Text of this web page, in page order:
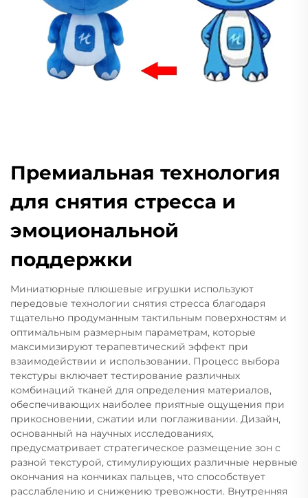
Премиальная технология
для снятия стресса и
эмоциональной
поддержки
Миниатюрные плюшевые игрушки используют
передовые технологии снятия стресса благодаря
тщательно продуманным тактильным поверхностям и
оптимальным размерным параметрам, которые
максимизируют терапевтический эффект при
взаимодействии и использовании. Процесс выбора
текстуры включает тестирование различных
комбинаций тканей для определения материалов,
обеспечивающих наиболее приятные ощущения при
прикосновении, сжатии или поглаживании. Дизайн,
основанный на научных исследованиях,
предусматривает стратегическое размещение зон с
разной текстурой, стимулирующих различные нервные
окончания на кончиках пальцев, что способствует
расслаблению и снижению тревожности. Внутренняя